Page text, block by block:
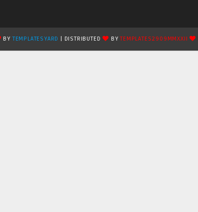
BYTEMPLATESYARD | DISTRIBUTED BYTEMPLATES2909MMXXII